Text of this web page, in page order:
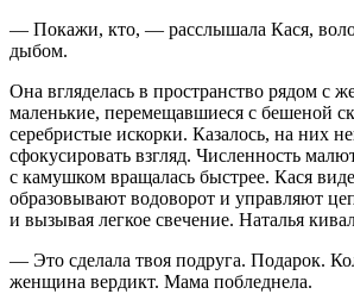
— Покажи, кто, — расслышала Кася,
дыбом.
Она вгляделась в пространство рядом с
маленькие, перемещавшиеся с бешеной
серебристые искорки. Казалось, на них
сфокусировать взгляд. Численность
с камушком вращалась быстрее. Кася
образовывают водоворот и управляют
и вызывая легкое свечение. Наталья
— Это сделала твоя подруга. Подарок.
женщина вердикт. Мама побледнела.